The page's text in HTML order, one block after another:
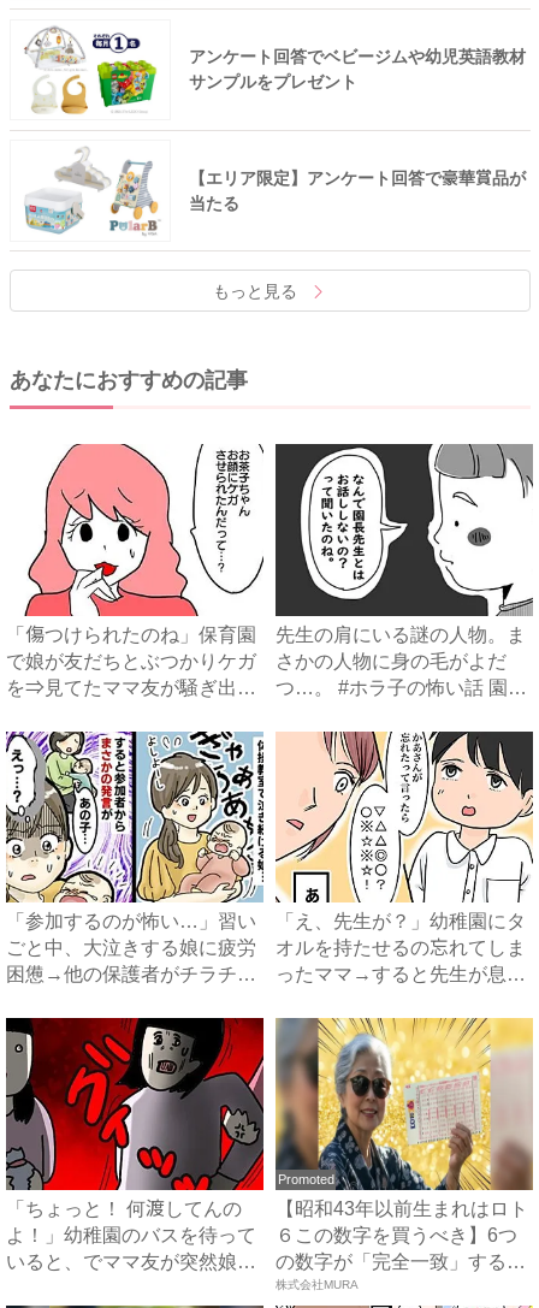
アンケート回答でベビージムや幼児英語教材
サンプルをプレゼント
【エリア限定】アンケート回答で豪華賞品が
当たる
もっと見る
あなたにおすすめの記事
「傷つけられたのね」保育園
で娘が友だちとぶつかりケガ
を⇒見てたママ友が騒ぎ出し
先生の肩にいる謎の人物。ま
さかの人物に身の毛がよだ
つ…。 #ホラ子の怖い話 園
「参加するのが怖い…」習い
ごと中、大泣きする娘に疲労
困憊→他の保護者がチラチ
「え、先生が？」幼稚園にタ
オルを持たせるの忘れてしま
ったママ→すると先生が息子
「ちょっと！ 何渡してんの
よ！」幼稚園のバスを待って
いると、でママ友が突然娘に
Promoted
【昭和43年以前生まれはロト
６この数字を買うべき】6つ
の数字が「完全一致」する
方...
株式会社MURA